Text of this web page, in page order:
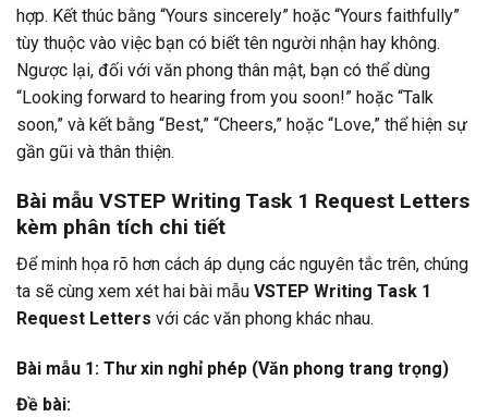
hợp. Kết thúc bằng “Yours sincerely” hoặc “Yours faithfully”
tùy thuộc vào việc bạn có biết tên người nhận hay không.
Ngược lại, đối với văn phong thân mật, bạn có thể dùng
“Looking forward to hearing from you soon!” hoặc “Talk
soon,” và kết bằng “Best,” “Cheers,” hoặc “Love,” thể hiện sự
gần gũi và thân thiện.
Bài mẫu VSTEP Writing Task 1 Request Letters
kèm phân tích chi tiết
Để minh họa rõ hơn cách áp dụng các nguyên tắc trên, chúng
ta sẽ cùng xem xét hai bài mẫu VSTEP Writing Task 1
Request Letters với các văn phong khác nhau.
Bài mẫu 1: Thư xin nghỉ phép (Văn phong trang trọng)
Đề bài: